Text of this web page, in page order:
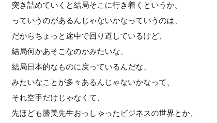
突き詰めていくと結局そこに行き着くというか、
っていうのがあるんじゃないかなっていうのは、
だからちょっと途中で回り道しているけど、
結局何かあそこなのかみたいな、
結局日本的なものに戻っているんだな、
みたいなことが多々あるんじゃないかなって、
それ空手だけじゃなくて、
先ほども勝美先生おっしゃったビジネスの世界とか、